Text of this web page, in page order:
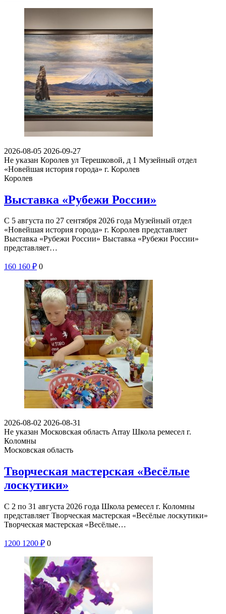
2026-08-05 2026-09-27
Не указан Королев ул Терешковой, д 1 Музейный отдел
«Новейшая история города» г. Королев
Королев
Выставка «Рубежи России»
С 5 августа по 27 сентября 2026 года Музейный отдел
«Новейшая история города» г. Королев представляет
Выставка «Рубежи России» Выставка «Рубежи России»
представляет…
160 160 ₽ 0
2026-08-02 2026-08-31
Не указан Московская область Array Школа ремесел г.
Коломны
Московская область
Творческая мастерская «Весёлые
лоскутики»
С 2 по 31 августа 2026 года Школа ремесел г. Коломны
представляет Творческая мастерская «Весёлые лоскутики»
Творческая мастерская «Весёлые…
1200 1200 ₽ 0